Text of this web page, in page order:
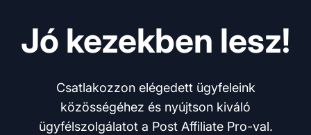
Jó kezekben lesz!
Csatlakozzon elégedett ügyfeleink
közösségéhez és nyújtson kiváló
ügyfélszolgálatot a Post Affiliate Pro-val.